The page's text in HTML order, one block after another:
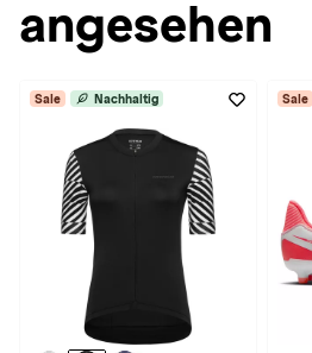
angesehen
Sale Nachhaltig Sale